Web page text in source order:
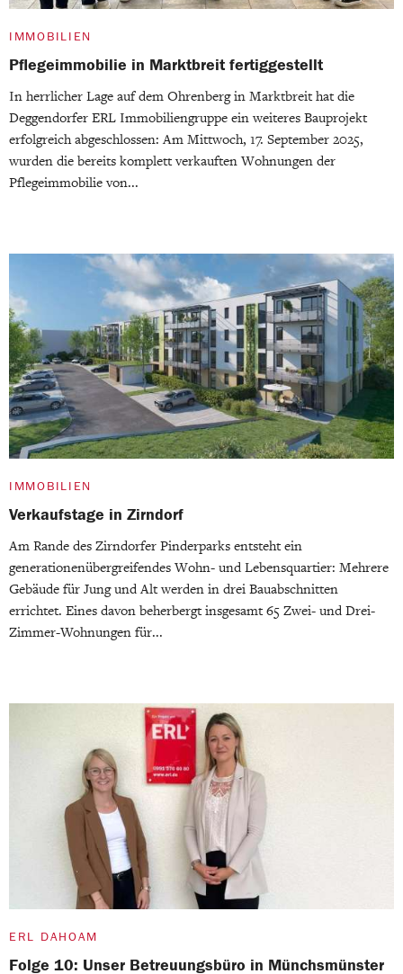
IMMOBILIEN
Pflegeimmobilie in Marktbreit fertiggestellt
In herrlicher Lage auf dem Ohrenberg in Marktbreit hat die
Deggendorfer ERL Immobiliengruppe ein weiteres Bauprojekt
erfolgreich abgeschlossen: Am Mittwoch, 17. September 2025,
wurden die bereits komplett verkauften Wohnungen der
Pflegeimmobilie von...
IMMOBILIEN
Verkaufstage in Zirndorf
Am Rande des Zirndorfer Pinderparks entsteht ein
generationenübergreifendes Wohn- und Lebensquartier: Mehrere
Gebäude für Jung und Alt werden in drei Bauabschnitten
errichtet. Eines davon beherbergt insgesamt 65 Zwei- und Drei-
Zimmer-Wohnungen für...
ERL DAHOAM
Folge 10: Unser Betreuungsbüro in Münchsmünster